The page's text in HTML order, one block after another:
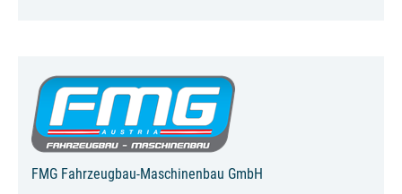
FMG Fahrzeugbau-Maschinenbau GmbH